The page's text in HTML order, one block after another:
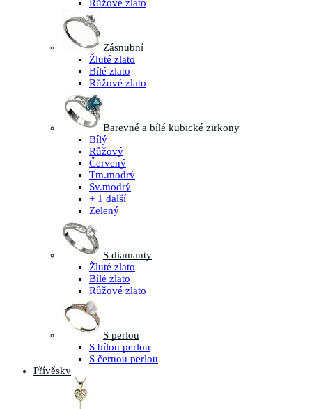
Růžové zlato
Zásnubní
Žluté zlato
Bílé zlato
Růžové zlato
Barevné a bílé kubické zirkony
Bílý
Růžový
Červený
Tm.modrý
Sv.modrý
+ 1 další
Zelený
S diamanty
Žluté zlato
Bílé zlato
Růžové zlato
S perlou
S bílou perlou
S černou perlou
Přívěsky